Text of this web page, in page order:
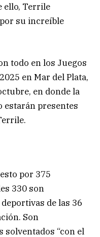
ello, Terrile
su increíble
todo en los Juegos
en Mar del Plata,
en donde la
estarán presentes
por 375
330 son
de las 36
Son
solventados “con el